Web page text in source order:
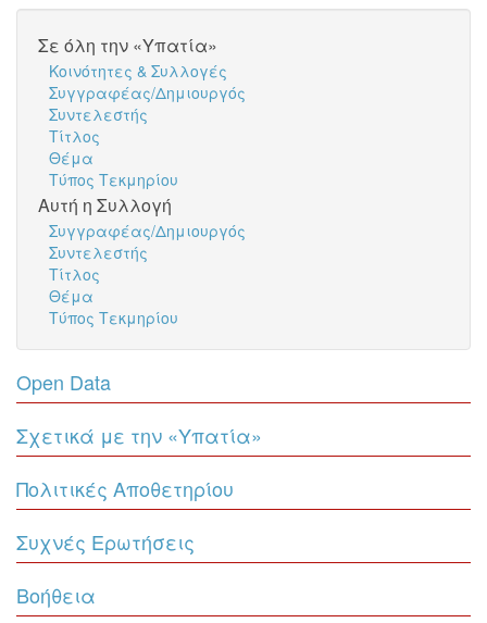
Σε όλη την «Υπατία»
Κοινότητες & Συλλογές
Συγγραφέας/Δημιουργός
Συντελεστής
Τίτλος
Θέμα
Τύπος Τεκμηρίου
Αυτή η Συλλογή
Συγγραφέας/Δημιουργός
Συντελεστής
Τίτλος
Θέμα
Τύπος Τεκμηρίου
Open Data
Σχετικά με την «Υπατία»
Πολιτικές Αποθετηρίου
Συχνές Ερωτήσεις
Βοήθεια